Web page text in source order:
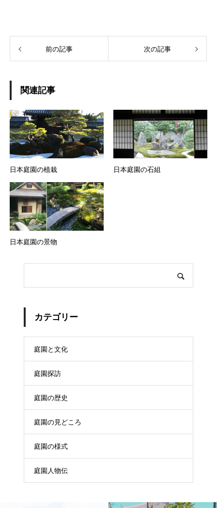
前の記事 次の記事
関連記事
日本庭園の植栽 日本庭園の石組
日本庭園の景物
カテゴリー
庭園と文化
庭園探訪
庭園の歴史
庭園の見どころ
庭園の様式
庭園人物伝